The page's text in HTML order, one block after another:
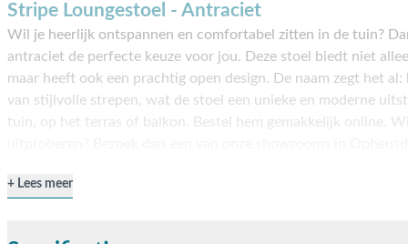
Stripe Loungestoel - Antraciet
Wil je heerlijk ontspannen en comfortabel zitten in de tuin?
antraciet de perfecte keuze voor jou. Deze stoel biedt niet
maar heeft ook een prachtig open design. De naam zegt het
van stijlvolle strepen, wat de stoel een unieke en moderne
tuin, op het terras of balkon. Bestel hem gemakkelijk online.
Eigenschappen Stripe Loungestoel - Antraciet
Lees meer